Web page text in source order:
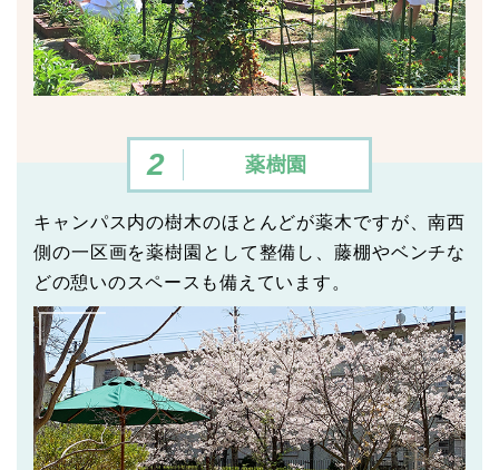
2 薬樹園
キャンパス内の樹木のほとんどが薬木ですが、南西
側の一区画を薬樹園として整備し、藤棚やベンチな
どの憩いのスペースも備えています。